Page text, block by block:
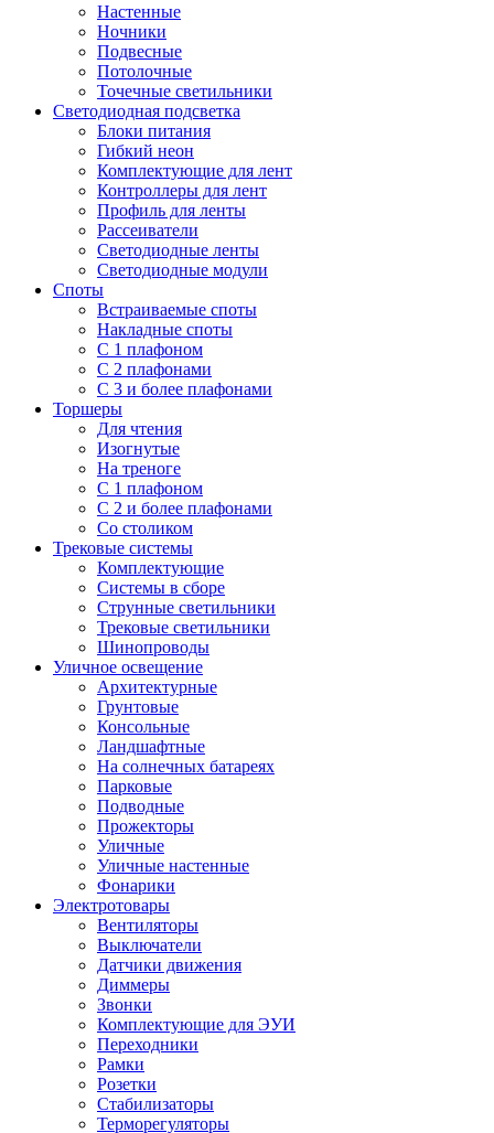
Настенные
Ночники
Подвесные
Потолочные
Точечные светильники
Светодиодная подсветка
Блоки питания
Гибкий неон
Комплектующие для лент
Контроллеры для лент
Профиль для ленты
Рассеиватели
Светодиодные ленты
Светодиодные модули
Споты
Встраиваемые споты
Накладные споты
С 1 плафоном
С 2 плафонами
С 3 и более плафонами
Торшеры
Для чтения
Изогнутые
На треноге
С 1 плафоном
С 2 и более плафонами
Со столиком
Трековые системы
Комплектующие
Системы в сборе
Струнные светильники
Трековые светильники
Шинопроводы
Уличное освещение
Архитектурные
Грунтовые
Консольные
Ландшафтные
На солнечных батареях
Парковые
Подводные
Прожекторы
Уличные
Уличные настенные
Фонарики
Электротовары
Вентиляторы
Выключатели
Датчики движения
Диммеры
Звонки
Комплектующие для ЭУИ
Переходники
Рамки
Розетки
Стабилизаторы
Терморегуляторы